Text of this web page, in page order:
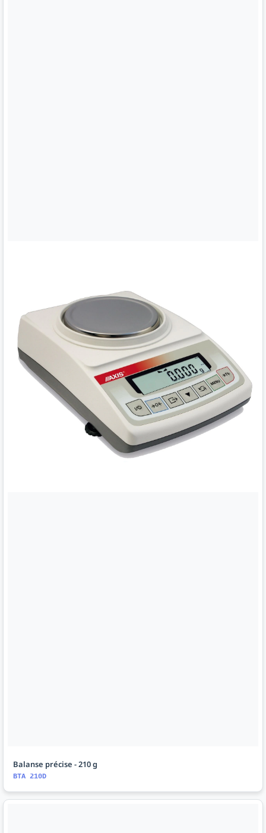
Balanse précise - 210 g
BTA 210D